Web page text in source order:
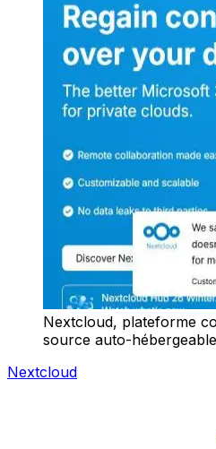
Nextcloud, plateforme
source auto-hébergeable
Nextcloud